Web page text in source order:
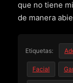
que no tiene
de manera
Etiquetas:
Facial